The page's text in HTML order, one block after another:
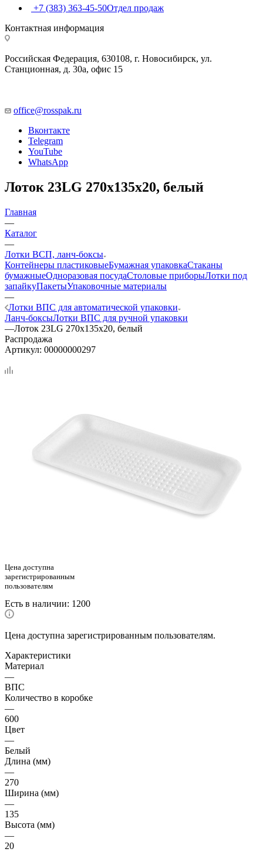
+7 (383) 363-45-50Отдел продаж
Контактная информация
Российская Федерация, 630108, г. Новосибирск, ул.
Станционная, д. 30а, офис 15
office@rosspak.ru
Вконтакте
Telegram
YouTube
WhatsApp
Лоток 23LG 270х135х20, белый
Главная
—
Каталог
—
Лотки ВСП, ланч-боксы
Контейнеры пластиковыеБумажная упаковкаСтаканы
бумажныеОдноразовая посудаСтоловые приборыЛотки под
запайкуПакетыУпаковочные материалы
—
Лотки ВПС для автоматической упаковки
Ланч-боксыЛотки ВПС для ручной упаковки
—Лоток 23LG 270х135х20, белый
Распродажа
Артикул: 00000000297
Цена доступна
зарегистрированным
пользователям
Есть в наличии: 1200
Цена доступна зарегистрированным пользователям.
Характеристики
Материал
—
ВПС
Количество в коробке
—
600
Цвет
—
Белый
Длина (мм)
—
270
Ширина (мм)
—
135
Высота (мм)
—
20